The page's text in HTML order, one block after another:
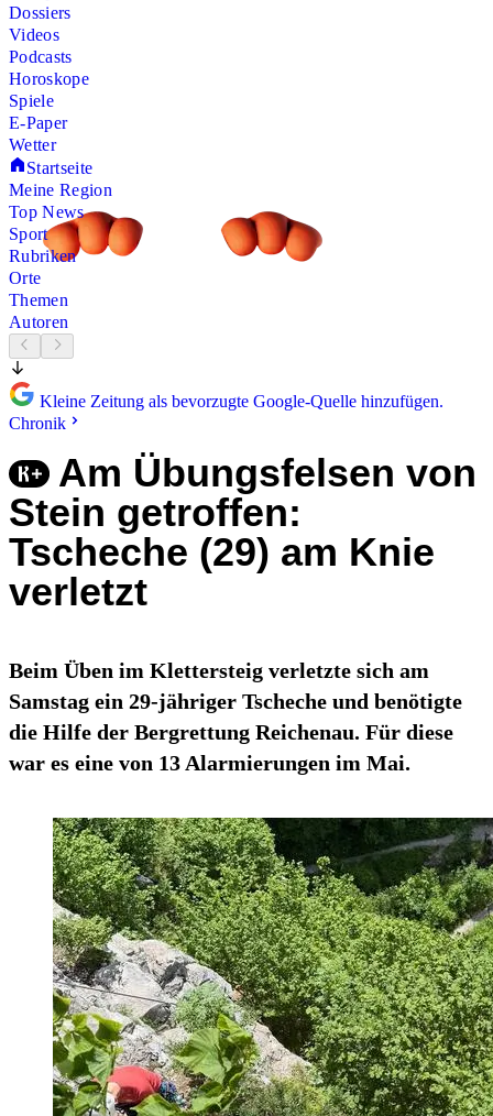
Dossiers
Videos
Podcasts
Horoskope
Spiele
E-Paper
Wetter
Startseite
Meine Region
Top News
Sport
Rubriken
Orte
Themen
Autoren
Kleine Zeitung als bevorzugte Google-Quelle hinzufügen.
Chronik
Am Übungsfelsen von
Stein getroffen:
Tscheche (29) am Knie
verletzt
Beim Üben im Klettersteig verletzte sich am
Samstag ein 29-jähriger Tscheche und benötigte
die Hilfe der Bergrettung Reichenau. Für diese
war es eine von 13 Alarmierungen im Mai.